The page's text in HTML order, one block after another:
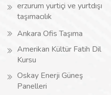
erzurum yurtiçi ve yurtdışı
taşımacılık
Ankara Ofis Taşıma
Amerikan Kültür Fatih Dil
Kursu
Oskay Enerji Güneş
Panelleri